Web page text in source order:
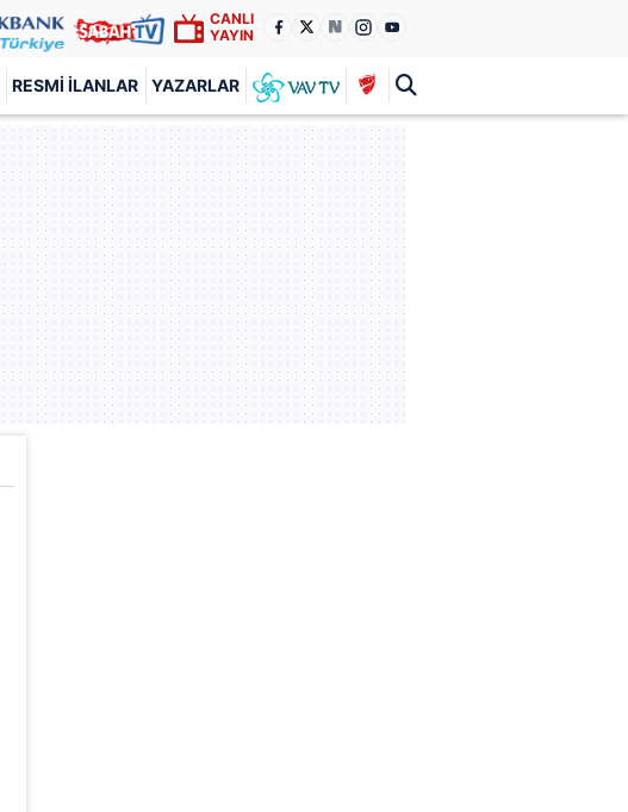
CANLI
YAYIN
RESMI İLANLAR YAZARLAR